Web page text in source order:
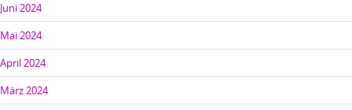
Juni 2024
Mai 2024
April 2024
März 2024